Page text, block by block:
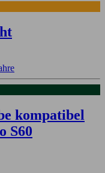
kompatibel
S60